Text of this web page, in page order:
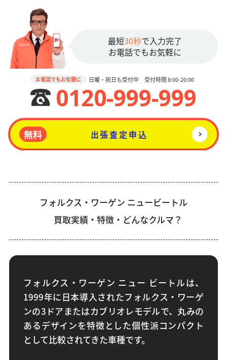
最短30秒で入力完了
お電話でもお気軽に
お電話でもお気軽に 日曜・祝日も受付中 受付時間 8:00-20:00
0120-999-999
無料 出張査定申込
フォルクス・ワーゲン ニュービートル
買取実績・特徴・どんなクルマ？
フォルクス・ワーゲン ニュー ビートルは、
1999年に日本導入されたフォルクス・ワーゲ
ンの3ドアまたはカブリオレモデルで、丸みの
あるデザインを特徴とした個性派コンパクト
として比較されてきた車種です。